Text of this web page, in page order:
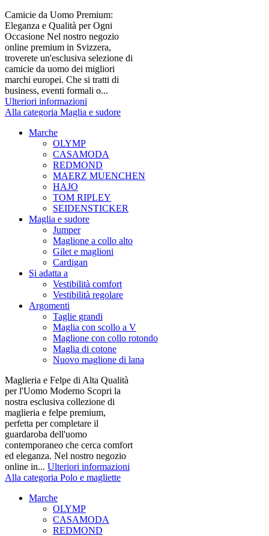
Camicie da Uomo Premium:
Eleganza e Qualità per Ogni
Occasione Nel nostro negozio
online premium in Svizzera,
troverete un'esclusiva selezione di
camicie da uomo dei migliori
marchi europei. Che si tratti di
business, eventi formali o...
Ulteriori informazioni
Alla categoria Maglia e sudore
Marche
OLYMP
CASAMODA
REDMOND
MAERZ MUENCHEN
HAJO
TOM RIPLEY
SEIDENSTICKER
Maglia e sudore
Jumper
Maglione a collo alto
Gilet e maglioni
Cardigan
Si adatta a
Vestibilità comfort
Vestibilità regolare
Argomenti
Taglie grandi
Maglia con scollo a V
Maglione con collo rotondo
Maglia di cotone
Nuovo maglione di lana
Maglieria e Felpe di Alta Qualità
per l'Uomo Moderno Scopri la
nostra esclusiva collezione di
maglieria e felpe premium,
perfetta per completare il
guardaroba dell'uomo
contemporaneo che cerca comfort
ed eleganza. Nel nostro negozio
online in... Ulteriori informazioni
Alla categoria Polo e magliette
Marche
OLYMP
CASAMODA
REDMOND